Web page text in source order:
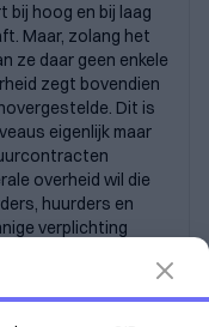
bij hoog en bij laag
Maar, zolang het
ze daar geen enkele
zegt bovendien
Dit is
eigenlijk maar
overheid wil die
huurders en
verplichting